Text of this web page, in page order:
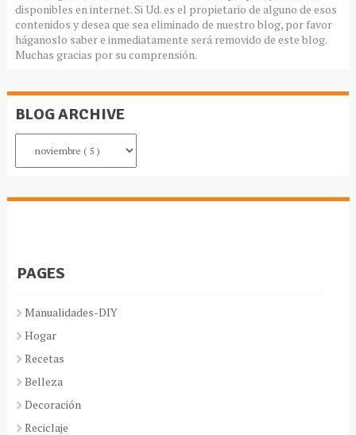
disponibles en internet. Si Ud. es el propietario de alguno de esos
contenidos y desea que sea eliminado de nuestro blog, por favor
háganoslo saber e inmediatamente será removido de este blog.
Muchas gracias por su comprensión.
BLOG ARCHIVE
PAGES
Manualidades-DIY
Hogar
Recetas
Belleza
Decoración
Reciclaje